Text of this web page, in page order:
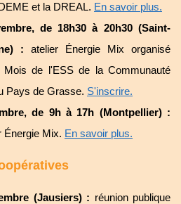
et la DREAL. En savoir plus.
de 18h30 à 20h30 (Saint-
: atelier Énergie Mix organisé
de l'ESS de la Communauté
Pays de Grasse. S'inscrire.
de 9h à 17h (Montpellier) :
Énergie Mix. En savoir plus.
(Jausiers) : réunion publique